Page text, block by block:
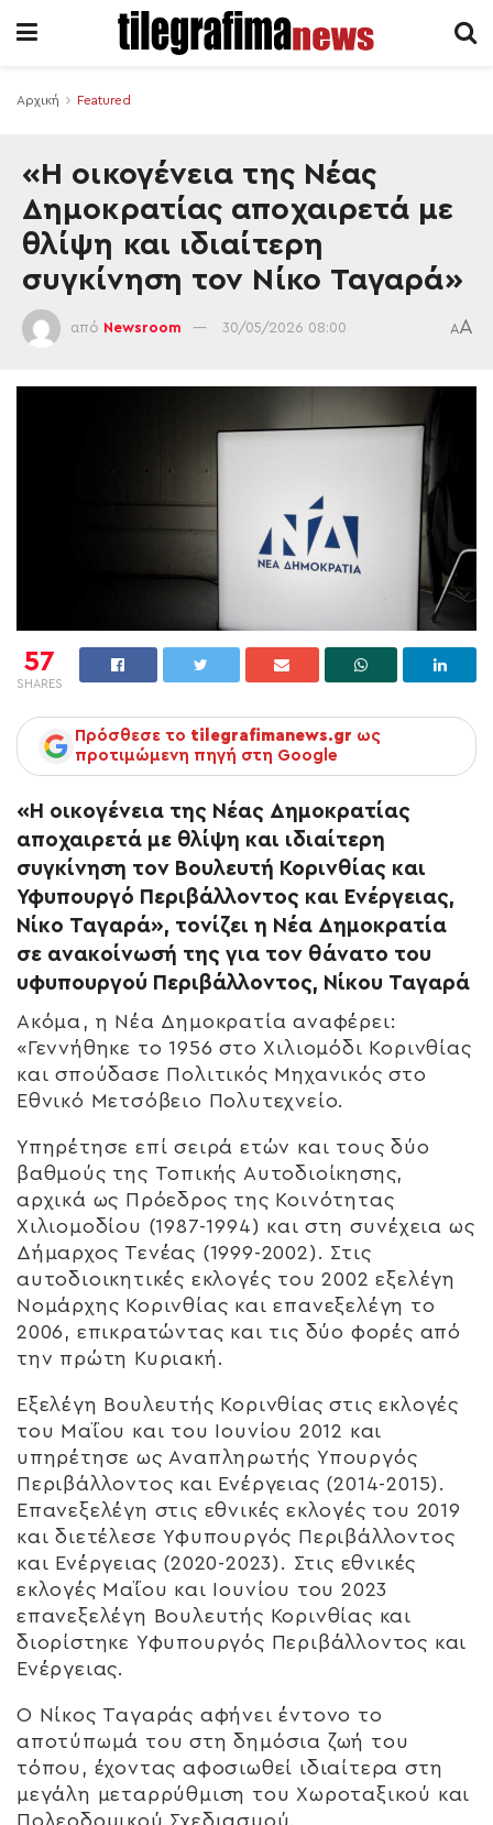
Αρχική Featured
«Η οικογένεια της Νέας
Δημοκρατίας αποχαιρετά με
θλίψη και ιδιαίτερη
συγκίνηση τον Νίκο Ταγαρά»
από Newsroom 30/05/2026 08:00 AA
57
SHARES
Πρόσθεσε το tilegrafimanews.gr ως
προτιμώμενη πηγή στη Google
«Η οικογένεια της Νέας Δημοκρατίας
αποχαιρετά με θλίψη και ιδιαίτερη
συγκίνηση τον Βουλευτή Κορινθίας και
Υφυπουργό Περιβάλλοντος και Ενέργειας,
Νίκο Ταγαρά», τονίζει η Νέα Δημοκρατία
σε ανακοίνωσή της για τον θάνατο του
υφυπουργού Περιβάλλοντος, Νίκου Ταγαρά
Ακόμα, η Νέα Δημοκρατία αναφέρει:
«Γεννήθηκε το 1956 στο Χιλιομόδι Κορινθίας
και σπούδασε Πολιτικός Μηχανικός στο
Εθνικό Μετσόβειο Πολυτεχνείο.
Υπηρέτησε επί σειρά ετών και τους δύο
βαθμούς της Τοπικής Αυτοδιοίκησης,
αρχικά ως Πρόεδρος της Κοινότητας
Χιλιομοδίου (1987-1994) και στη συνέχεια ως
Δήμαρχος Τενέας (1999-2002). Στις
αυτοδιοικητικές εκλογές του 2002 εξελέγη
Νομάρχης Κορινθίας και επανεξελέγη το
2006, επικρατώντας και τις δύο φορές από
την πρώτη Κυριακή.
Εξελέγη Βουλευτής Κορινθίας στις εκλογές
του Μαΐου και του Ιουνίου 2012 και
υπηρέτησε ως Αναπληρωτής Υπουργός
Περιβάλλοντος και Ενέργειας (2014-2015).
Επανεξελέγη στις εθνικές εκλογές του 2019
και διετέλεσε Υφυπουργός Περιβάλλοντος
και Ενέργειας (2020-2023). Στις εθνικές
εκλογές Μαΐου και Ιουνίου του 2023
επανεξελέγη Βουλευτής Κορινθίας και
διορίστηκε Υφυπουργός Περιβάλλοντος και
Ενέργειας.
Ο Νίκος Ταγαράς αφήνει έντονο το
αποτύπωμά του στη δημόσια ζωή του
τόπου, έχοντας αφοσιωθεί ιδιαίτερα στη
μεγάλη μεταρρύθμιση του Χωροταξικού και
Πολεοδομικού Σχεδιασμού.